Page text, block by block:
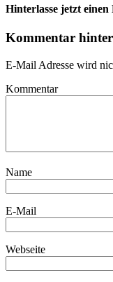
Hinterlasse jetzt
Kommentar
E-Mail Adresse wird
Kommentar
Name
E-Mail
Webseite